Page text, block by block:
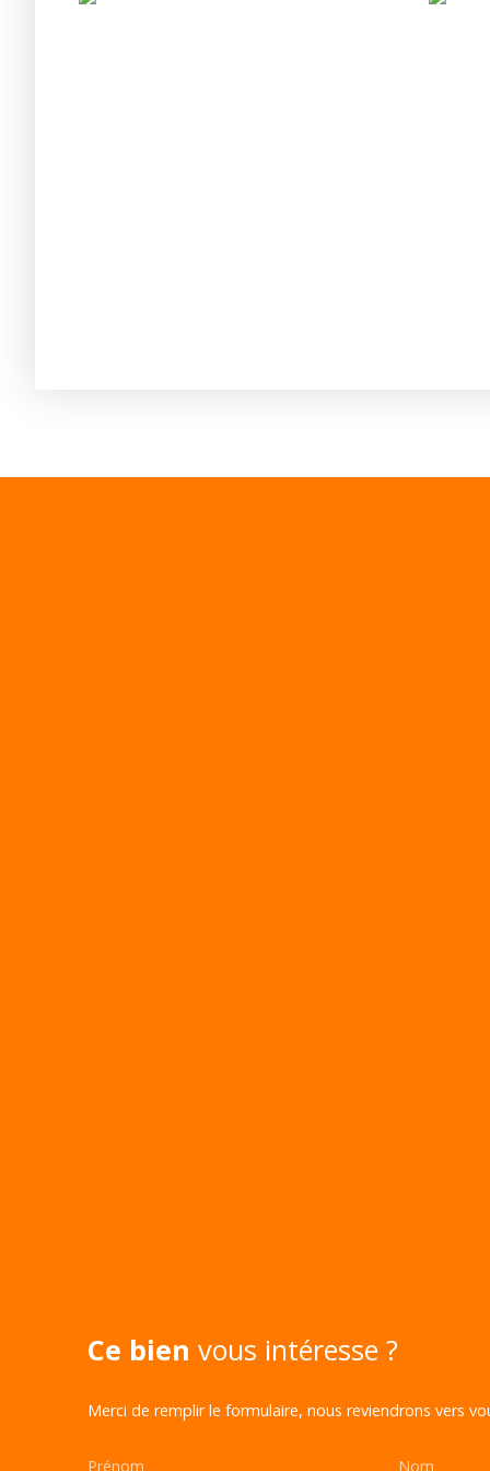
Ce bien vous intéresse ?
Merci de remplir le formulaire, nous reviendrons vers
Prénom Nom